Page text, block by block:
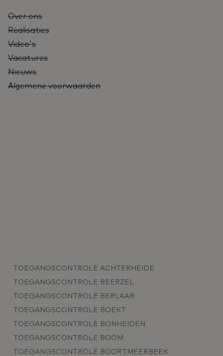
Over ons
Realisaties
Video's
Vacatures
Nieuws
Algemene voorwaarden
TOEGANGSCONTROLE ACHTERHEIDE
TOEGANGSCONTROLE BEERZEL
TOEGANGSCONTROLE BERLAAR
TOEGANGSCONTROLE BOEKT
TOEGANGSCONTROLE BONHEIDEN
TOEGANGSCONTROLE BOOM
TOEGANGSCONTROLE BOORTMEERBEEK